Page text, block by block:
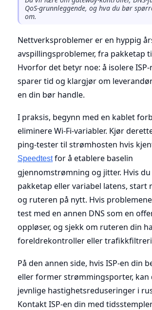
QoS-grunnleggende, og hva du bør
om.
Nettverksproblemer er en hyppig
avspillingsproblemer, fra pakketap
Hvorfor det betyr noe: å isolere
sparer tid og klargjør om
en din bør handle.
I praksis, begynn med en kablet
eliminere Wi-Fi-variabler. Kjør
ping-tester til strømhosten hvis
Speedtestfor å etablere baselin
gjennomstrømning og jitter. Hvis
pakketap eller variabel latens, start
og ruteren på nytt. Hvis
test med en annen DNS som en
oppløser, og sjekk om ruteren din
foreldrekontroller eller
På den annen side, hvis ISP-en din
eller former strømmingsporter, kan
jevnlige hastighetsreduseringer i
Kontakt ISP-en din med